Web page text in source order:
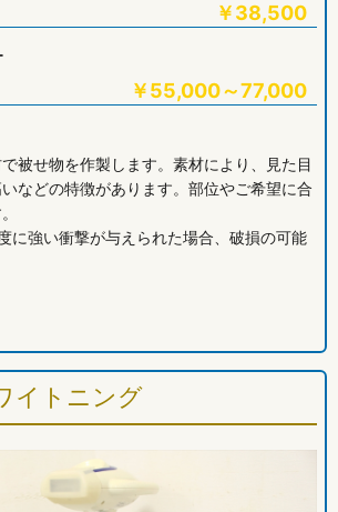
￥38,500
￥55,000～77,000
被せ物を作製します。素材により、見た目
などの特徴があります。部位やご希望に合
に強い衝撃が与えられた場合、破損の可能
イトニング